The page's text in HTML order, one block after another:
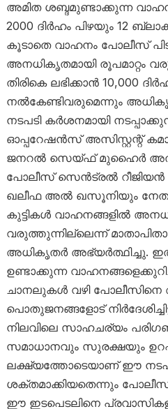
അമിത ശബ്ദമുണ്ടാക്കുന്ന
2000 ദിർഹം പിഴയും 12
കൂടാതെ വാഹനം പോലീസ്
അനധികൃതമായി രൂപമാറ്റം
തിരികെ ലഭിക്കാൻ 10,000
നൽകേണ്ടിവരുമെന്നും
നടപടി കർശനമായി
ഓപ്പറേഷൻസ് അസിസ്റ്റന്റ്
ജനറൽ സെയ്ഫ് മുഹൈർ
പോലീസ് സെൻട്രൽ റീജിയൻ
ഖലീഫ അൽ ഖസൂനിയും
കുട്ടികൾ വാഹനങ്ങളിൽ
വരുത്തുന്നില്ലെന്ന്
അധികൃതർ അഭ്യർത്ഥിച്ചു.
ഉണ്ടാക്കുന്ന
ചാനലുകൾ വഴി പോലീസിനെ
പൊതുജനങ്ങളോട്
നിലവിലെ സാഹചര്യം
സമാധാനവും സുരക്ഷയും
ലക്ഷ്യത്തോടെയാണ് ഈ
ശക്തമാക്കിയതെന്നും പോലീസ്
ഈ ഇടപെടലിനെ